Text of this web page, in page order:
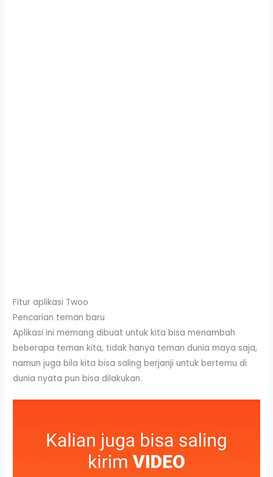
Fitur aplikasi Twoo
Pencarian teman baru
Aplikasi ini memang dibuat untuk kita bisa menambah
beberapa teman kita, tidak hanya teman dunia maya saja,
namun juga bila kita bisa saling berjanji untuk bertemu di
dunia nyata pun bisa dilakukan.